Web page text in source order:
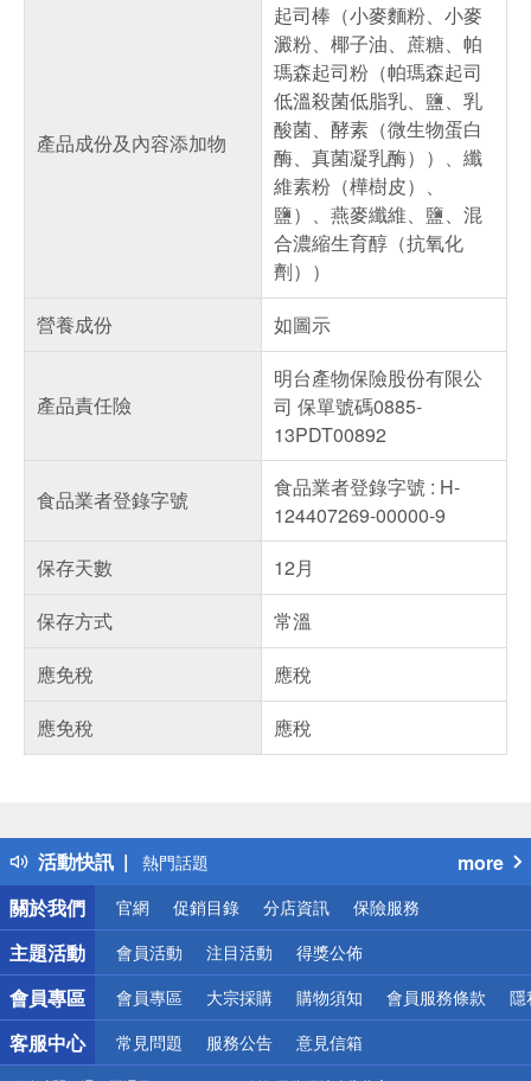
產品成份及內容添加物
起司棒（小麥麵粉、小麥
澱粉、椰子油、蔗糖、帕
瑪森起司粉（帕瑪森起司
低溫殺菌低脂乳、鹽、乳
酸菌、酵素（微生物蛋白
酶、真菌凝乳酶））、纖
維素粉（樺樹皮）、
鹽）、燕麥纖維、鹽、混
合濃縮生育醇（抗氧化
劑））
營養成份
如圖示
產品責任險
明台產物保險股份有限公
司 保單號碼0885-
13PDT00892
食品業者登錄字號
食品業者登錄字號 : H-
124407269-00000-9
保存天數
12月
保存方式
常溫
應免稅
應稅
應免稅
應稅
活動快訊
得獎公告
熱門話題
銀行優惠
偏遠地區配送
詐騙網頁！請小心！
more
關於我們
官網 促銷目錄 分店資訊 保險服務
主題活動 會員活動 注目活動 得獎公佈
會員專區 會員專區 大宗採購 購物須知 會員服務條款 隱
客服中心 常見問題 服務公告 意見信箱